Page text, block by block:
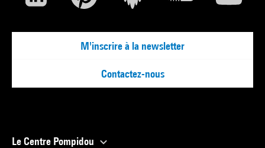
M'inscrire à la newsletter
Contactez-nous
Le Centre Pompidou